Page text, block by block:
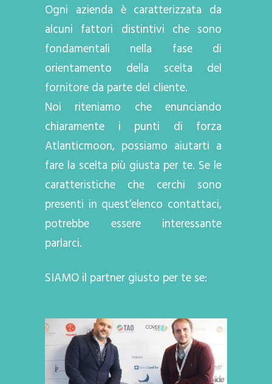
Ogni azienda è caratterizzata da
alcuni fattori distintivi che sono
fondamentali nella fase di
orientamento della scelta del
fornitore da parte del cliente.
Noi riteniamo che enunciando
chiaramente i punti di forza
Atlanticmoon, possiamo aiutarti a
fare la scelta più giusta per te. Se le
caratteristiche che cerchi sono
presenti in quest’elenco contattaci,
potrebbe essere interessante
parlarci.
SIAMO il partner giusto per te se: